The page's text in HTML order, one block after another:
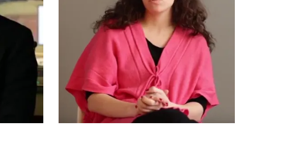
Mandić o elektronskom
nadzoru i digitalnoj
bezbednosti
Andrej Školkay o
medijima i